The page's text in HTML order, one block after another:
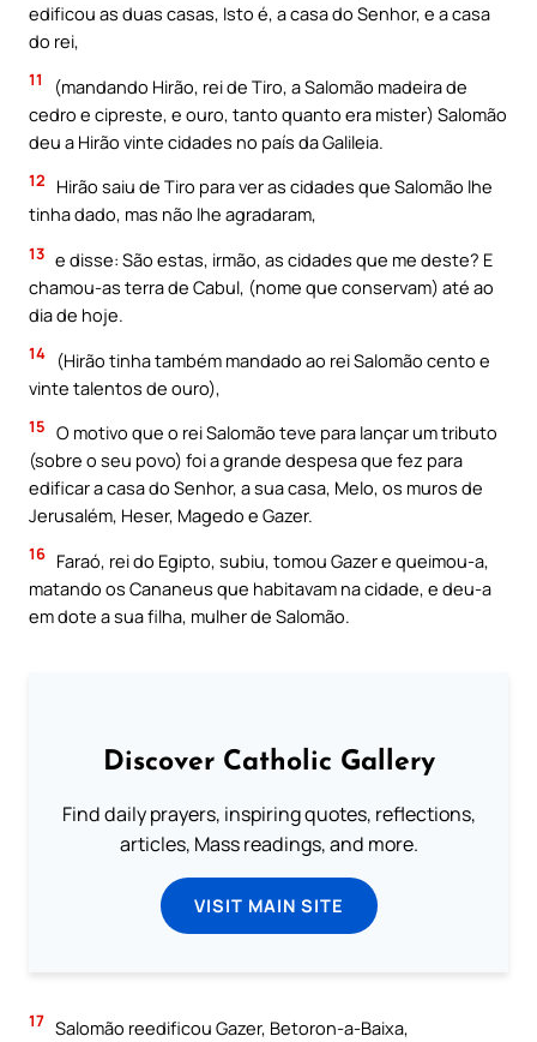
edificou as duas casas, Isto é, a casa do Senhor, e a casa
do rei,
11
(mandando Hirão, rei de Tiro, a Salomão madeira de
cedro e cipreste, e ouro, tanto quanto era mister) Salomão
deu a Hirão vinte cidades no país da Galileia.
12
Hirão saiu de Tiro para ver as cidades que Salomão lhe
tinha dado, mas não lhe agradaram,
13 e disse: São estas, irmão, as cidades que me deste? E
chamou-as terra de Cabul, (nome que conservam) até ao
dia de hoje.
14
(Hirão tinha também mandado ao rei Salomão cento e
vinte talentos de ouro),
15 O motivo que o rei Salomão teve para lançar um tributo
(sobre o seu povo) foi a grande despesa que fez para
edificar a casa do Senhor, a sua casa, Melo, os muros de
Jerusalém, Heser, Magedo e Gazer.
16 Faraó, rei do Egipto, subiu, tomou Gazer e queimou-a,
matando os Cananeus que habitavam na cidade, e deu-a
em dote a sua filha, mulher de Salomão.
Discover Catholic Gallery
Find daily prayers, inspiring quotes, reflections,
articles, Mass readings, and more.
VISIT MAIN SITE
17 Salomão reedificou Gazer, Betoron-a-Baixa,